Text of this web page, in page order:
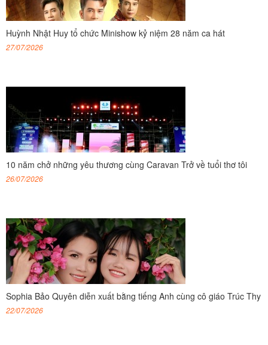
Huỳnh Nhật Huy tổ chức Minishow kỷ niệm 28 năm ca hát
27/07/2026
10 năm chở những yêu thương cùng Caravan Trở về tuổi thơ tôi
26/07/2026
Sophia Bảo Quyên diễn xuất bằng tiếng Anh cùng cô giáo Trúc Thy
22/07/2026